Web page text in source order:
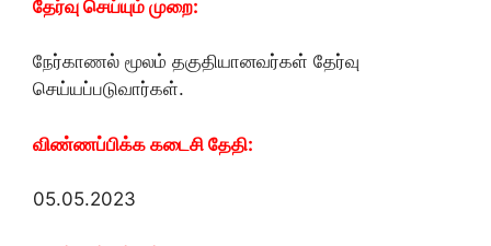
தேர்வு செய்யும் முறை:
நேர்காணல் மூலம் தகுதியானவர்கள் தேர்வு
செய்யப்படுவார்கள்.
விண்ணப்பிக்க கடைசி தேதி:
05.05.2023